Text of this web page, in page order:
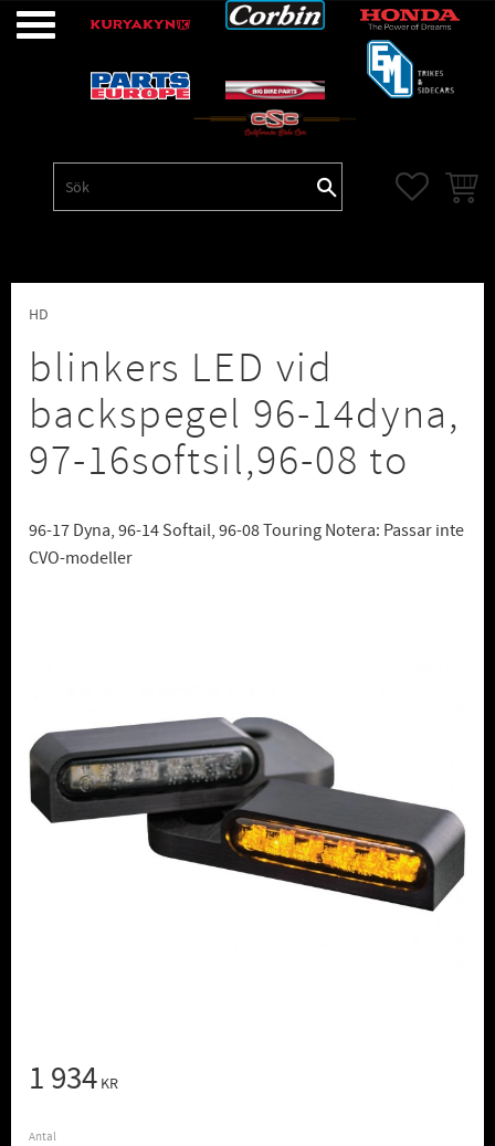
HD
blinkers LED vid
backspegel 96-14dyna,
97-16softsil,96-08 to
96-17 Dyna, 96-14 Softail, 96-08 Touring Notera: Passar inte
CVO-modeller
1 934 KR
Antal